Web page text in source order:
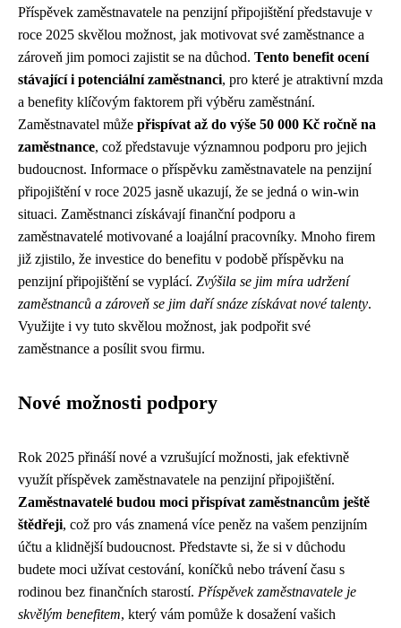
Příspěvek zaměstnavatele na penzijní připojištění představuje v
roce 2025 skvělou možnost, jak motivovat své zaměstnance a
zároveň jim pomoci zajistit se na důchod. Tento benefit ocení
stávající i potenciální zaměstnanci, pro které je atraktivní mzda
a benefity klíčovým faktorem při výběru zaměstnání.
Zaměstnavatel může přispívat až do výše 50 000 Kč ročně na
zaměstnance, což představuje významnou podporu pro jejich
budoucnost. Informace o příspěvku zaměstnavatele na penzijní
připojištění v roce 2025 jasně ukazují, že se jedná o win-win
situaci. Zaměstnanci získávají finanční podporu a
zaměstnavatelé motivované a loajální pracovníky. Mnoho firem
již zjistilo, že investice do benefitu v podobě příspěvku na
penzijní připojištění se vyplácí. Zvýšila se jim míra udržení
zaměstnanců a zároveň se jim daří snáze získávat nové talenty.
Využijte i vy tuto skvělou možnost, jak podpořit své
zaměstnance a posílit svou firmu.
Nové možnosti podpory
Rok 2025 přináší nové a vzrušující možnosti, jak efektivně
využít příspěvek zaměstnavatele na penzijní připojištění.
Zaměstnavatelé budou moci přispívat zaměstnancům ještě
štědřeji, což pro vás znamená více peněz na vašem penzijním
účtu a klidnější budoucnost. Představte si, že si v důchodu
budete moci užívat cestování, koníčků nebo trávení času s
rodinou bez finančních starostí. Příspěvek zaměstnavatele je
skvělým benefitem, který vám pomůže k dosažení vašich